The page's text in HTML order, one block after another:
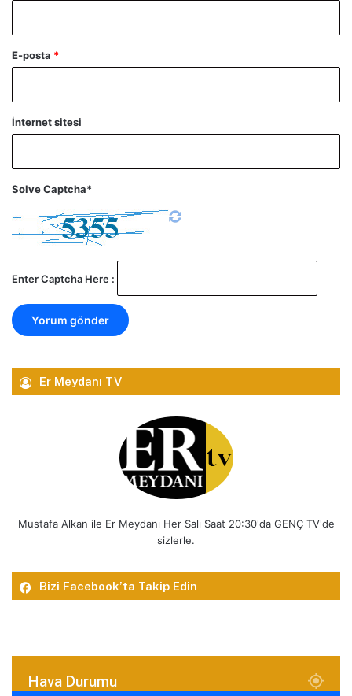
E-posta *
İnternet sitesi
Solve Captcha*
Enter Captcha Here :
Er Meydanı TV
Mustafa Alkan ile Er Meydanı Her Salı Saat 20:30'da GENÇ TV'de
sizlerle.
Bizi Facebook’ta Takip Edin
Hava Durumu